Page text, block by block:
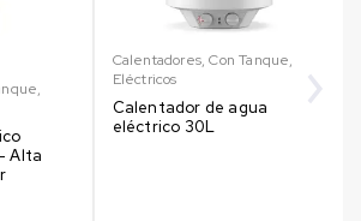
,
Alta
Calentadores,Con Tanque,
Eléctricos
Calentador de agua
eléctrico 30L